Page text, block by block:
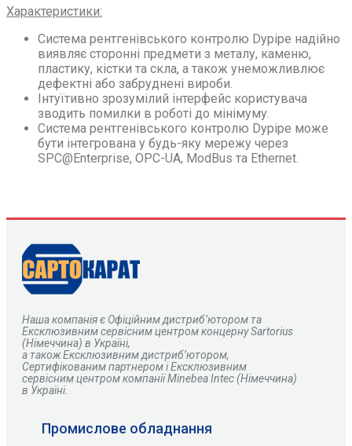
Характеристики:
Система рентгенівського контролю Dypipe надійно
виявляє сторонні предмети з металу, каменю,
пластику, кістки та скла, а також унеможливлює
дефектні або забруднені вироби.
Інтуїтивно зрозумілий інтерфейс користувача
зводить помилки в роботі до мінімуму.
Система рентгенівського контролю Dypipe може
бути інтегрована у будь-яку мережу через
SPC@Enterprise, OPC-UA, ModBus та Ethernet.
Наша компанія є Офіційним дистриб’ютором та
Ексклюзивним сервісним центром концерну Sartorius
(Німеччина) в Україні,
а також Ексклюзивним дистриб’ютором,
Сертифікованим партнером і Ексклюзивним
сервісним центром компанії Minebea Intec (Німеччина)
в Україні.
Промислове обладнання